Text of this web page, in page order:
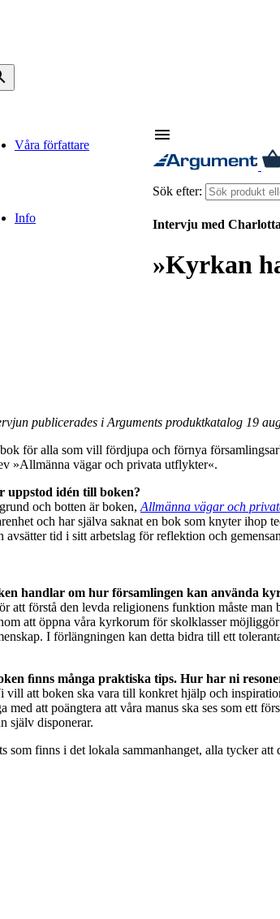
Våra författare
Info
menu
Sök efter:
Intervju med
»Kyrkan
publicerades i Arguments produktkatalog 19
för alla som vill fördjupa och förnya
»Allmänna vägar och privata utflykter«.
uppstod idén till boken?
och botten är boken, Allmänna vägar och
och har själva saknat en bok som knyter ihop
avsätter tid i sitt arbetslag för reflektion och
handlar om hur församlingen kan använda
att förstå den levda religionens funktion måste
att öppna våra kyrkorum för skolklasser
I förlängningen kan detta bidra till ett
ﬁnns många praktiska tips. Hur har ni
vill att boken ska vara till konkret hjälp och
med att poängtera att våra manus ska ses som ett
själv disponerar.
finns i det lokala sammanhanget, alla tycker